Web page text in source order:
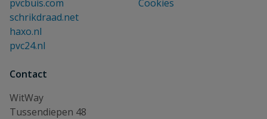
pvcbuis.com
schrikdraad.net
haxo.nl
pvc24.nl
Cookies
Contact
WitWay
Tussendiepen 48